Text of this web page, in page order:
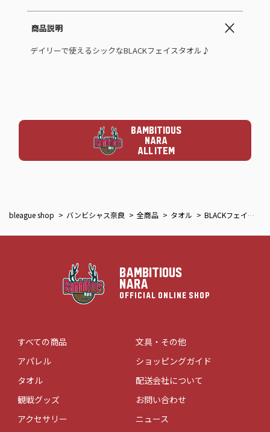
商品説明
デイリーで使えるシックなBLACKフェイスタオル♪
BAMBITIOUS
NARA
ALL ITEM
bleague shop バンビシャス奈良 全商品 タオル BLACKフェイスタオル
BAMBITIOUS
NARA
OFFICIAL ONLINE SHOP
すべての商品
アパレル
タオル
観戦グッズ
アクセサリー
文具・その他
ショッピングガイド
配送会社について
お問い合わせ
ニュース